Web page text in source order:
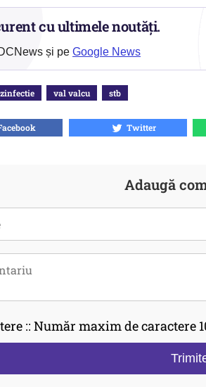
cu ultimele noutăți.
și pe Google News
val valcu stb
Twitter
Adaugă
:: Număr maxim de caractere